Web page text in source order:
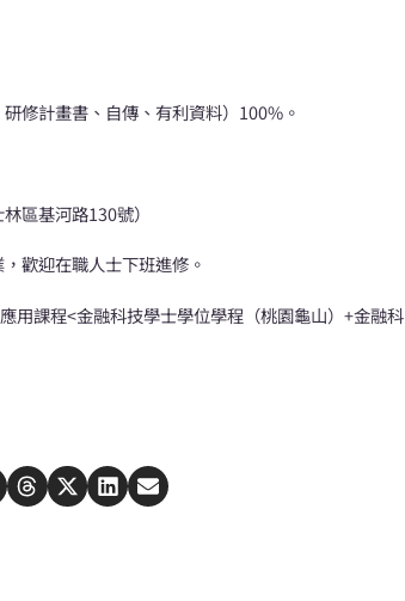
修計畫書、自傳、有利資料）100%。
區基河路130號）
歡迎在職人士下班進修。
用課程<金融科技學士學位學程（桃園龜山）+金融科